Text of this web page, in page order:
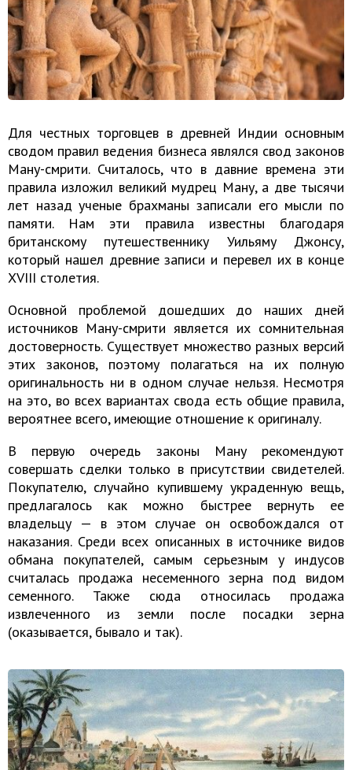
Для честных торговцев в древней Индии основным
сводом правил ведения бизнеса являлся свод законов
Ману-смрити. Считалось, что в давние времена эти
правила изложил великий мудрец Ману, а две тысячи
лет назад ученые брахманы записали его мысли по
памяти. Нам эти правила известны благодаря
британскому путешественнику Уильяму Джонсу,
который нашел древние записи и перевел их в конце
XVIII столетия.
Основной проблемой дошедших до наших дней
источников Ману-смрити является их сомнительная
достоверность. Существует множество разных версий
этих законов, поэтому полагаться на их полную
оригинальность ни в одном случае нельзя. Несмотря
на это, во всех вариантах свода есть общие правила,
вероятнее всего, имеющие отношение к оригиналу.
В первую очередь законы Ману рекомендуют
совершать сделки только в присутствии свидетелей.
Покупателю, случайно купившему украденную вещь,
предлагалось как можно быстрее вернуть ее
владельцу — в этом случае он освобождался от
наказания. Среди всех описанных в источнике видов
обмана покупателей, самым серьезным у индусов
считалась продажа несеменного зерна под видом
семенного. Также сюда относилась продажа
извлеченного из земли после посадки зерна
(оказывается, бывало и так).